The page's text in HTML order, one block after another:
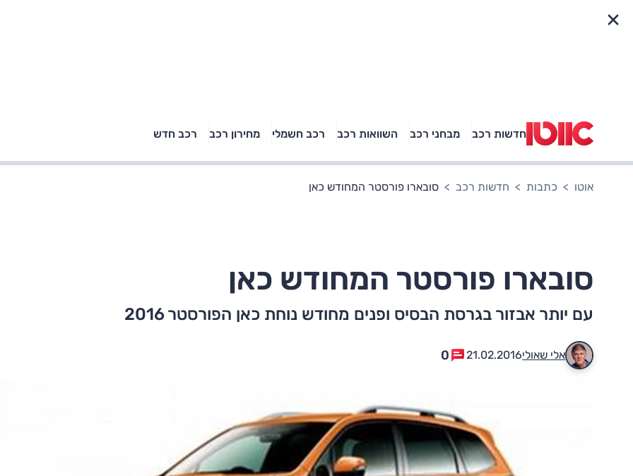
חדשות רכב מבחני רכב השוואות רכב רכב חשמלי מחירון רכב רכב חדש
באיזה רכב פנאי נוסעת
טויוטה ראב 4, קיה
ספורטאז' לונג ויונדאי
הנייר ועל הכביש
רכבי
אוטו כתבות חדשות רכב סובארו פורסטר המחודש כאן
סובארו פורסטר המחודש כאן
עם יותר אבזור בגרסת הבסיס ופנים מחודש נוחת כאן הפורסטר 2016
אלי שאולי21.02.2016
0